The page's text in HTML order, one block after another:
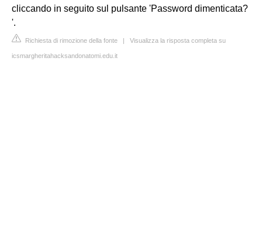
cliccando in seguito sul pulsante 'Password dimenticata?
'.
Richiesta di rimozione della fonte | Visualizza la risposta completa su
icsmargheritahacksandonatomi.edu.it